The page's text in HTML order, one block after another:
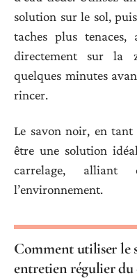
solution sur le sol,
taches plus
directement sur la
quelques minutes
rincer.
Le savon noir, en
être une solution
carrelage,
l’environnement.
Comment utiliser le
entretien régulier du